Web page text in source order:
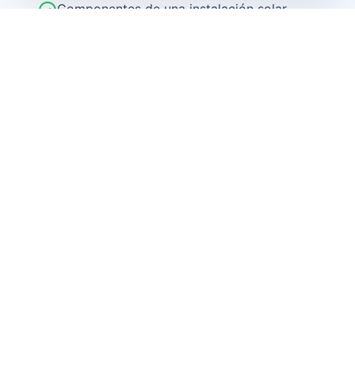
Componentes de una instalación solar